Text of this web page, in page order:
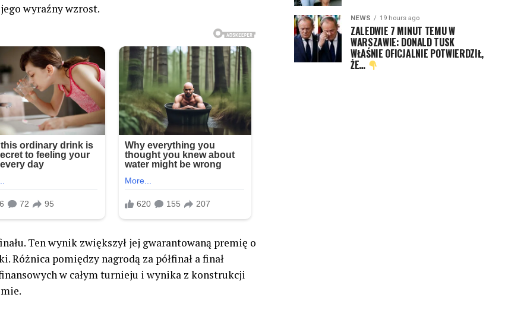
wyraźny wzrost.
Ten wynik zwiększył jej gwarantowaną premię o
pomiędzy nagrodą za półfinał a finał
w całym turnieju i wynika z konstrukcji
NEWS 19 hours ago
ZALEDWIE 7 MINUT TEMU W
WARSZAWIE: DONALD TUSK
WŁAŚNIE OFICJALNIE POTWIERDZIŁ,
ŻE…